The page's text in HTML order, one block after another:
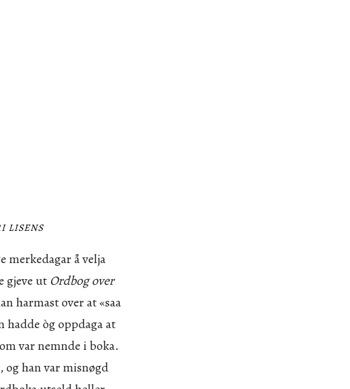
LISENS
å velja
gjeve ut Ordbog over
harmast over at «saa
hadde òg oppdaga at
var nemnde i boka.
og han var misnøgd